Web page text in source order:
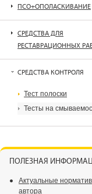
ПСО+ОПОЛАСКИВАНИЕ
СРЕДСТВА ДЛЯ
РЕСТАВРАЦИОННЫХ
СРЕДСТВА КОНТРОЛЯ
Тест полоски
Тесты на
ПОЛЕЗНАЯ
Актуальные
автора